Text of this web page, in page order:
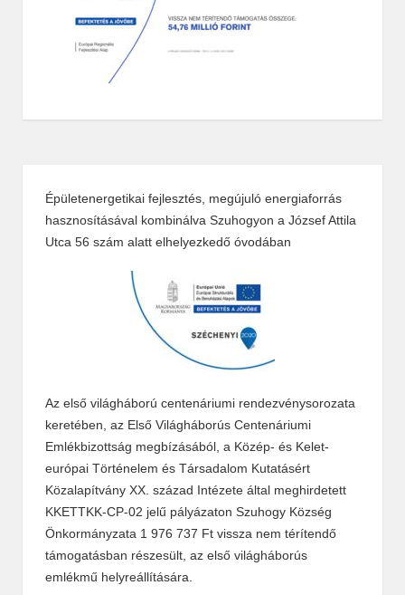
Épületenergetikai fejlesztés, megújuló energiaforrás
hasznosításával kombinálva Szuhogyon a József Attila
Utca 56 szám alatt elhelyezkedő óvodában
Az első világháború centenáriumi rendezvénysorozata
keretében, az Első Világháborús Centenáriumi
Emlékbizottság megbízásából, a Közép- és Kelet-
európai Történelem és Társadalom Kutatásért
Közalapítvány XX. század Intézete által meghirdetett
KKETTKK-CP-02 jelű pályázaton Szuhogy Község
Önkormányzata 1 976 737 Ft vissza nem térítendő
támogatásban részesült, az első világháborús
emlékmű helyreállítására.